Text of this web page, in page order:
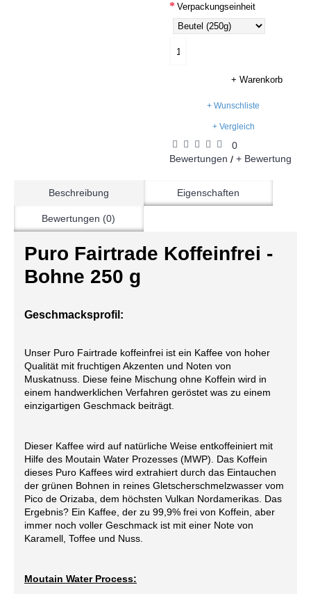
Verpackungseinheit
+ Warenkorb
+ Wunschliste
+ Vergleich
0
Bewertungen / + Bewertung
Beschreibung Eigenschaften
Bewertungen (0)
Puro Fairtrade Koffeinfrei -
Bohne 250 g
Geschmacksprofil:
Unser Puro Fairtrade koffeinfrei ist ein Kaffee von hoher
Qualität mit fruchtigen Akzenten und Noten von
Muskatnuss. Diese feine Mischung ohne Koffein wird in
einem handwerklichen Verfahren geröstet was zu einem
einzigartigen Geschmack beiträgt.
Dieser Kaffee wird auf natürliche Weise entkoffeiniert mit
Hilfe des Moutain Water Prozesses (MWP). Das Koffein
dieses Puro Kaffees wird extrahiert durch das Eintauchen
der grünen Bohnen in reines Gletscherschmelzwasser vom
Pico de Orizaba, dem höchsten Vulkan Nordamerikas. Das
Ergebnis? Ein Kaffee, der zu 99,9% frei von Koffein, aber
immer noch voller Geschmack ist mit einer Note von
Karamell, Toffee und Nuss.
Moutain Water Process: